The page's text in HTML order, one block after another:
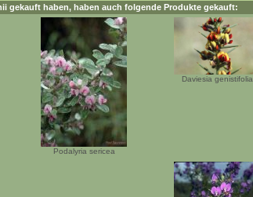
gekauft haben, haben auch folgende Produkte gekauft:
Podalyria sericea
Daviesia genistifolia